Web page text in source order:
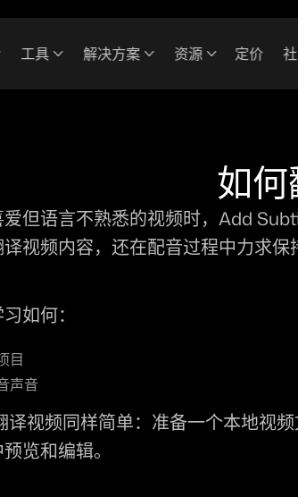
如
但语言不熟悉的视频时，Add
视频内容，还在配音过程中力求
如何：
目
声音
视频同样简单：准备一个本地视
览和编辑。
工具 解决方案 资源 定价